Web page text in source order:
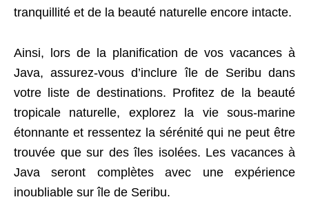
tranquillité et de la beauté naturelle encore intacte.
Ainsi, lors de la planification de vos vacances à
Java, assurez-vous d’inclure île de Seribu dans
votre liste de destinations. Profitez de la beauté
tropicale naturelle, explorez la vie sous-marine
étonnante et ressentez la sérénité qui ne peut être
trouvée que sur des îles isolées. Les vacances à
Java seront complètes avec une expérience
inoubliable sur île de Seribu.